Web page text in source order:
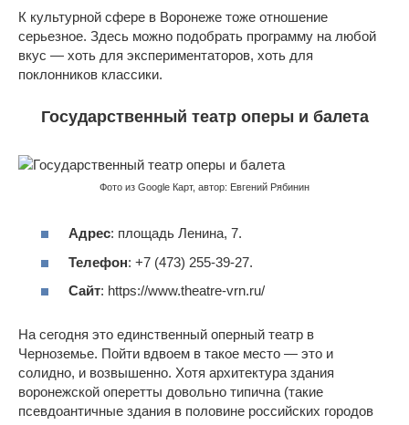
К культурной сфере в Воронеже тоже отношение
серьезное. Здесь можно подобрать программу на любой
вкус — хоть для экспериментаторов, хоть для
поклонников классики.
Государственный театр оперы и балета
Фото из Google Карт, автор: Евгений Рябинин
Адрес: площадь Ленина, 7.
Телефон: +7 (473) 255-39-27.
Сайт: https://www.theatre-vrn.ru/
На сегодня это единственный оперный театр в
Черноземье. Пойти вдвоем в такое место — это и
солидно, и возвышенно. Хотя архитектура здания
воронежской оперетты довольно типична (такие
псевдоантичные здания в половине российских городов